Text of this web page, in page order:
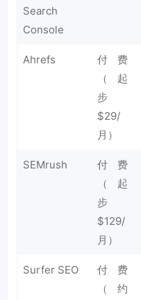
Search
Console
Ahrefs
付费
（起
步
$29/
月）
SEMrush
付费
（起
步
$129/
月）
Surfer SEO
付费
（约